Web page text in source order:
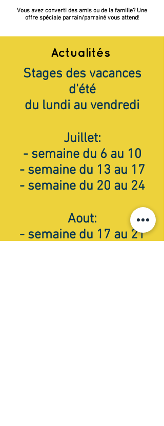
Vous avez converti des amis ou de la famille? Une
offre spéciale parrain/parrainé vous attend!
Actualités
Stages des vacances
d'été
du lundi au vendredi
Juillet:
- semaine du 6 au 10
- semaine du 13 au 17
- semaine du 20 au 24
Aout:
- semaine du 17 au 21